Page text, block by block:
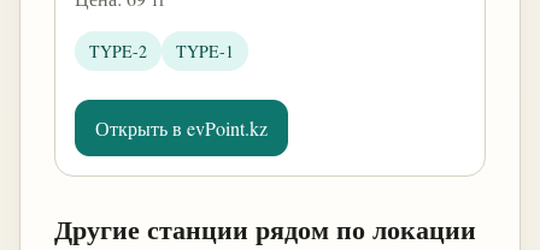
TYPE-2 TYPE-1
Открыть в evPoint.kz
Другие станции рядом по локации